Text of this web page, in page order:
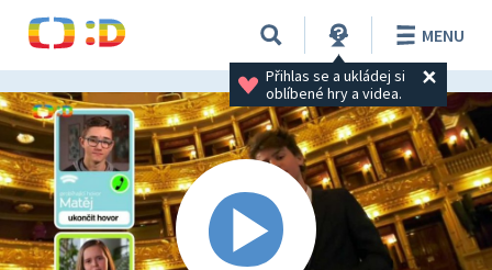
Přihlas se a ukládej si
oblíbené hry a videa.
MENU